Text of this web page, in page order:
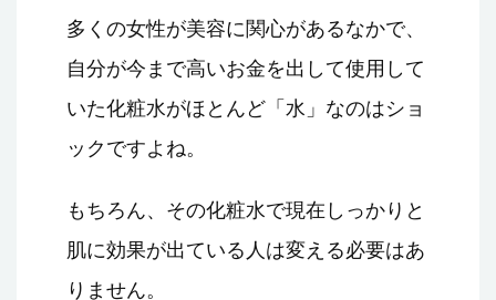
多くの女性が美容に関心があるなかで、
自分が今まで高いお金を出して使用して
いた化粧水がほとんど「水」なのはショ
ックですよね。
もちろん、その化粧水で現在しっかりと
肌に効果が出ている人は変える必要はあ
りません。